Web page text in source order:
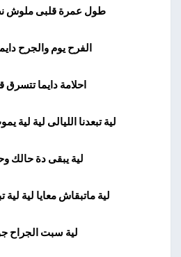
طول عمرة قلبى ملوش
الفرح يوم والجرح
احلامة دايما تتسرق
لية تبعدنا الليالى لية لية
لية يبقى دة حالك
لية ماتبقاش معايا لية لية
لية سبت الجراح